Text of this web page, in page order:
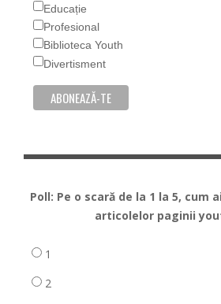
Educație
Profesional
Biblioteca Youth
Divertisment
Poll: Pe o scară de la 1 la 5, cum
articolelor paginii
1
2